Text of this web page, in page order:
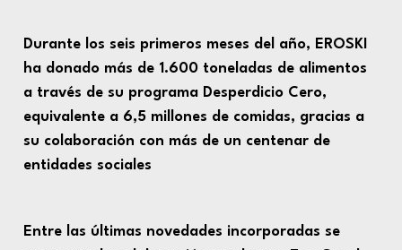
Durante los seis primeros meses del año, EROSKI
ha donado más de 1.600 toneladas de alimentos
a través de su programa Desperdicio Cero,
equivalente a 6,5 millones de comidas, gracias a
su colaboración con más de un centenar de
entidades sociales
Entre las últimas novedades incorporadas se